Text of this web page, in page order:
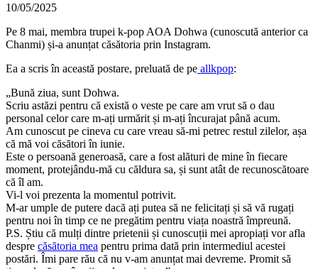
10/05/2025
Pe 8 mai, membra trupei k-pop AOA Dohwa (cunoscută anterior ca
Chanmi) și-a anunțat căsătoria prin Instagram.
Ea a scris în această postare, preluată de pe allkpop:
„Bună ziua, sunt Dohwa.
Scriu astăzi pentru că există o veste pe care am vrut să o dau
personal celor care m-ați urmărit și m-ați încurajat până acum.
Am cunoscut pe cineva cu care vreau să-mi petrec restul zilelor, așa
că mă voi căsători în iunie.
Este o persoană generoasă, care a fost alături de mine în fiecare
moment, protejându-mă cu căldura sa, și sunt atât de recunoscătoare
că îl am.
Vi-l voi prezenta la momentul potrivit.
M-ar umple de putere dacă ați putea să ne felicitați și să vă rugați
pentru noi în timp ce ne pregătim pentru viața noastră împreună.
P.S. Știu că mulți dintre prietenii și cunoscuții mei apropiați vor afla
despre căsătoria mea pentru prima dată prin intermediul acestei
postări. Îmi pare rău că nu v-am anunțat mai devreme. Promit să